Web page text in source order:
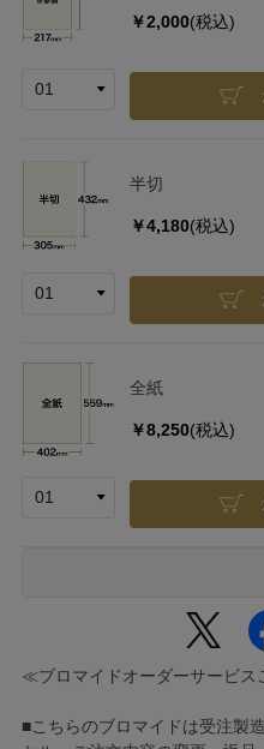
￥2,000(税込)
半切
￥4,180(税込)
全紙
￥8,250(税込)
≪ブロマイドオーダーサービ
■こちらのブロマイドは受注製